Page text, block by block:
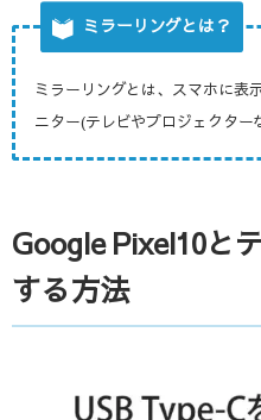
ミラーリングとは？
ミラーリングとは、スマホに表
ニター(テレビやプロジェクター
Google Pixel10と
する方法